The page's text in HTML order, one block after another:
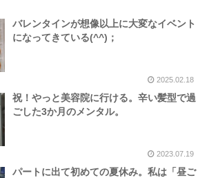
バレンタインが想像以上に大変なイベント
になってきている(^^)；
2025.02.18
祝！やっと美容院に行ける。辛い髪型で過
ごした3か月のメンタル。
2023.07.19
パートに出て初めての夏休み。私は「昼ご